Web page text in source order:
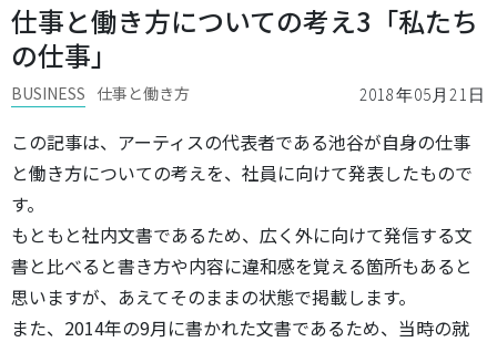
仕事と働き方についての考え3「私たち
の仕事」
2018年05月21日
BUSINESS 仕事と働き方
この記事は、アーティスの代表者である池谷が自身の仕事
と働き方についての考えを、社員に向けて発表したもので
す。
もともと社内文書であるため、広く外に向けて発信する文
書と比べると書き方や内容に違和感を覚える箇所もあると
思いますが、あえてそのままの状態で掲載します。
また、2014年の9月に書かれた文書であるため、当時の就